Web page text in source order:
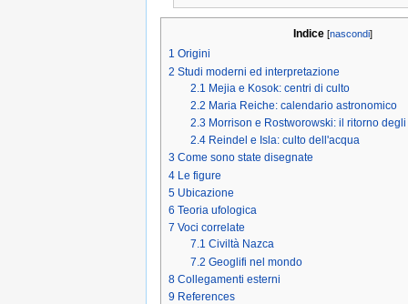
Indice [nascondi]
1 Origini
2 Studi moderni ed interpretazione
2.1 Mejia e Kosok: centri di culto
2.2 Maria Reiche: calendario astronomico
2.3 Morrison e Rostworowski: il ritorno
2.4 Reindel e Isla: culto dell'acqua
3 Come sono state disegnate
4 Le figure
5 Ubicazione
6 Teoria ufologica
7 Voci correlate
7.1 Civiltà Nazca
7.2 Geoglifi nel mondo
8 Collegamenti esterni
9 References